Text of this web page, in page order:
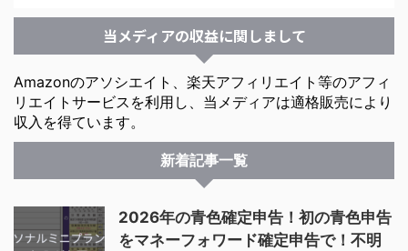
当メディアの収益に関しまして
Amazonのアソシエイト、楽天アフィリエイト等のアフィ
リエイトサービスを利用し、当メディアは適格販売により
収入を得ています。
新着記事一覧
2026年の青色確定申告！初の青色申告
をマネーフォワード確定申告で！不明